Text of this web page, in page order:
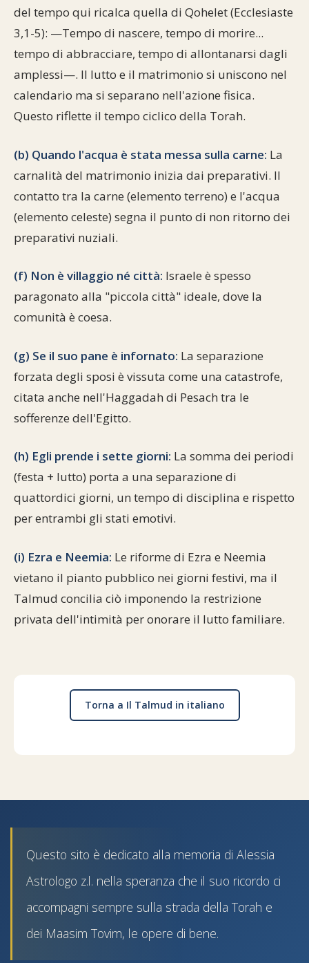
del tempo qui ricalca quella di Qohelet (Ecclesiaste
3,1-5): —Tempo di nascere, tempo di morire...
tempo di abbracciare, tempo di allontanarsi dagli
amplessi—. Il lutto e il matrimonio si uniscono nel
calendario ma si separano nell'azione fisica.
Questo riflette il tempo ciclico della Torah.
(b) Quando l'acqua è stata messa sulla carne: La
carnalità del matrimonio inizia dai preparativi. Il
contatto tra la carne (elemento terreno) e l'acqua
(elemento celeste) segna il punto di non ritorno dei
preparativi nuziali.
(f) Non è villaggio né città: Israele è spesso
paragonato alla "piccola città" ideale, dove la
comunità è coesa.
(g) Se il suo pane è infornato: La separazione
forzata degli sposi è vissuta come una catastrofe,
citata anche nell'Haggadah di Pesach tra le
sofferenze dell'Egitto.
(h) Egli prende i sette giorni: La somma dei periodi
(festa + lutto) porta a una separazione di
quattordici giorni, un tempo di disciplina e rispetto
per entrambi gli stati emotivi.
(i) Ezra e Neemia: Le riforme di Ezra e Neemia
vietano il pianto pubblico nei giorni festivi, ma il
Talmud concilia ciò imponendo la restrizione
privata dell'intimità per onorare il lutto familiare.
Torna a Il Talmud in italiano
Questo sito è dedicato alla memoria di Alessia
Astrologo z.l. nella speranza che il suo ricordo ci
accompagni sempre sulla strada della Torah e
dei Maasim Tovim, le opere di bene.